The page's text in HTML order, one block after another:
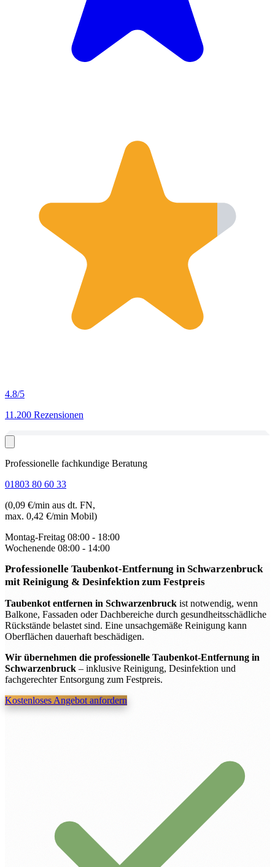
4.8/5
11.200 Rezensionen
Professionelle fachkundige Beratung
01803 80 60 33
(0,09 €/min aus dt. FN,
max. 0,42 €/min Mobil)
Montag-Freitag 08:00 - 18:00
Wochenende 08:00 - 14:00
Professionelle Taubenkot-Entfernung in Schwarzenbruck
mit Reinigung & Desinfektion zum Festpreis
Taubenkot entfernen in Schwarzenbruck ist notwendig, wenn
Balkone, Fassaden oder Dachbereiche durch gesundheitsschädliche
Rückstände belastet sind. Eine unsachgemäße Reinigung kann
Oberflächen dauerhaft beschädigen.
Wir übernehmen die professionelle Taubenkot-Entfernung in
Schwarzenbruck– inklusive Reinigung, Desinfektion und
fachgerechter Entsorgung zum Festpreis.
Kostenloses Angebot anfordern